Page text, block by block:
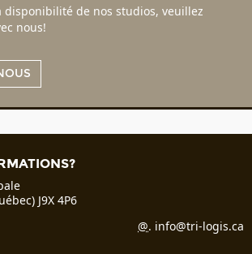
disponibilité de nos studios, veuillez
nous!
J9X 4P6
@. info@tri-logis.ca